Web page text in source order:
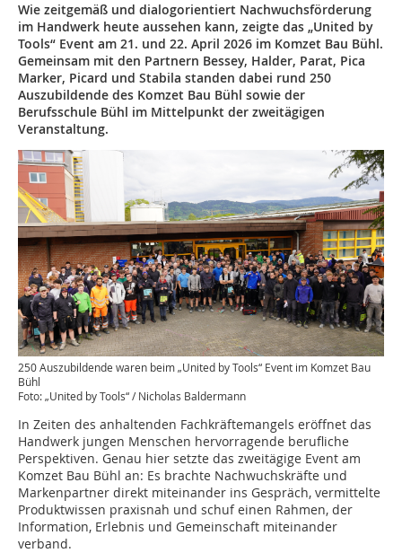
Wie zeitgemäß und dialogorientiert Nachwuchsförderung
im Handwerk heute aussehen kann, zeigte das „United by
Tools“ Event am 21. und 22. April 2026 im Komzet Bau Bühl.
Gemeinsam mit den Partnern Bessey, Halder, Parat, Pica
Marker, Picard und Stabila standen dabei rund 250
Auszubildende des Komzet Bau Bühl sowie der
Berufsschule Bühl im Mittelpunkt der zweitägigen
Veranstaltung.
250 Auszubildende waren beim „United by Tools“ Event im Komzet Bau
Bühl
Foto: „United by Tools“ / Nicholas Baldermann
In Zeiten des anhaltenden Fachkräftemangels eröffnet das
Handwerk jungen Menschen hervorragende berufliche
Perspektiven. Genau hier setzte das zweitägige Event am
Komzet Bau Bühl an: Es brachte Nachwuchskräfte und
Markenpartner direkt miteinander ins Gespräch, vermittelte
Produktwissen praxisnah und schuf einen Rahmen, der
Information, Erlebnis und Gemeinschaft miteinander
verband.